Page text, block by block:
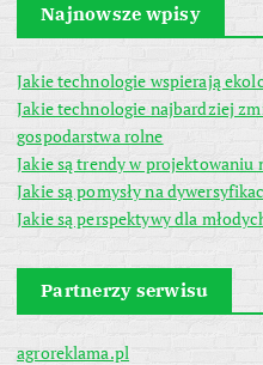
Najnowsze wpisy
Jakie technologie wspierają
Jakie technologie najbardziej
gospodarstwa rolne
Jakie są trendy w projektowaniu
Jakie są pomysły na
Jakie są perspektywy dla
Partnerzy serwisu
agroreklama.pl